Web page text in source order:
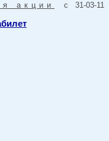
акции
с 31-03-11